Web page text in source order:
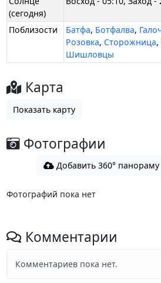
(сегодня)
Поблизости Батфа, Ботфалва,
Розовка, Сторожница,
Шишловцы
Карта
Показать карту
Фотографии
Добавить 360° панораму
Фотографий пока нет
Комментарии
Комментариев пока нет.